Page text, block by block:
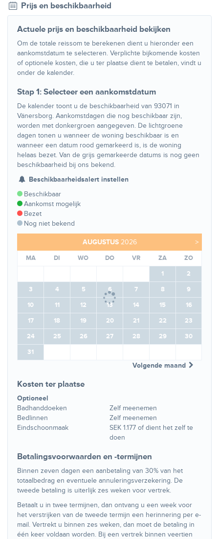
Prijs en beschikbaarheid
Actuele prijs en beschikbaarheid bekijken
Om de totale reissom te berekenen dient u hieronder een
aankomstdatum te selecteren. Verplichte bijkomende kosten
of optionele kosten, die u ter plaatse dient te betalen, vindt u
onder de kalender.
Stap 1: Selecteer een aankomstdatum
De kalender toont u de beschikbaarheid van 93071 in
Vänersborg. Aankomstdagen die nog beschikbaar zijn,
worden met donkergroen aangegeven. De lichtgroene
dagen tonen u wanneer de woning beschikbaar is en
wanneer een datum rood gemarkeerd is, is de woning
helaas bezet. Van de grijs gemarkeerde datums is nog geen
beschikbaarheid bij ons bekend.
Beschikbaarheidsalert instellen
Beschikbaar
Aankomst mogelijk
Bezet
Nog niet bekend
>
AUGUSTUS 2026
MA DI WO DO VR ZA
ZO
1
2
3
4 5 6 7 8
9
10
11 12 13 14 15
16
17
18 19 20 21 22
23
24
25 26 27 28 29
30
31
Volgende maand
Kosten ter plaatse
Optioneel
Badhanddoeken
Zelf meenemen
Bedlinnen
Zelf meenemen
Eindschoonmaak
SEK 1.177 of dient het zelf te
doen
Betalingsvoorwaarden en -termijnen
Binnen zeven dagen een aanbetaling van 30% van het
totaalbedrag en eventuele annuleringsverzekering. De
tweede betaling is uiterlijk zes weken voor vertrek.
Betaalt u in twee termijnen, dan ontvang u een week voor
het verstrijken van de tweede termijn een herinnering per e-
mail. Vertrekt u binnen zes weken, dan moet de betaling in
één keer voldaan worden. Bij een vertrek binnen veertien